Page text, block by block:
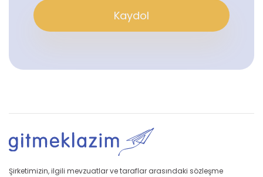
Kaydol
Şirketimizin, ilgili mevzuatlar ve taraflar arasındaki sözleşme